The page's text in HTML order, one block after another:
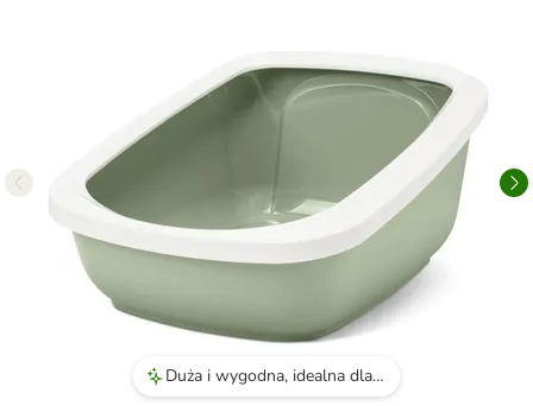
Duża i wygodna, idealna dla większych kotów, takich jak Maine Coon czy ragdoll.